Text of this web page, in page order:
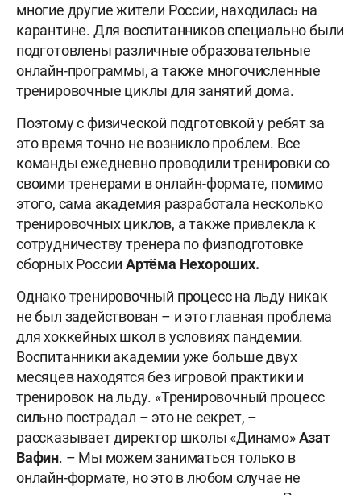
многие другие жители России, находилась на
карантине. Для воспитанников специально были
подготовлены различные образовательные
онлайн-программы, а также многочисленные
тренировочные циклы для занятий дома.
Поэтому с физической подготовкой у ребят за
это время точно не возникло проблем. Все
команды ежедневно проводили тренировки со
своими тренерами в онлайн-формате, помимо
этого, сама академия разработала несколько
тренировочных циклов, а также привлекла к
сотрудничеству тренера по физподготовке
сборных России Артёма Нехороших.
Однако тренировочный процесс на льду никак
не был задействован – и это главная проблема
для хоккейных школ в условиях пандемии.
Воспитанники академии уже больше двух
месяцев находятся без игровой практики и
тренировок на льду. «Тренировочный процесс
сильно пострадал – это не секрет, –
рассказывает директор школы «Динамо»Азат
Вафин. – Мы можем заниматься только в
онлайн-формате, но это в любом случае не